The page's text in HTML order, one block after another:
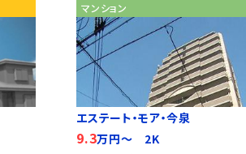
マンション
エステート・モア・今泉
9.3万円～ 2K